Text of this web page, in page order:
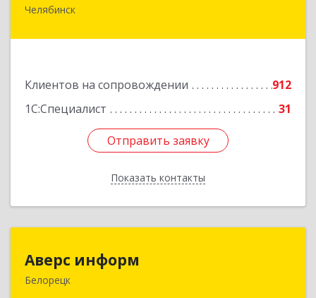
Челябинск
Клиентов на сопровождении
912
1С:Специалист
31
Отправить заявку
Показать контакты
Отправить заявку
Назад
Аверс информ
Белорецк
453500, Башкортостан Респ, Белорецкий р-н,